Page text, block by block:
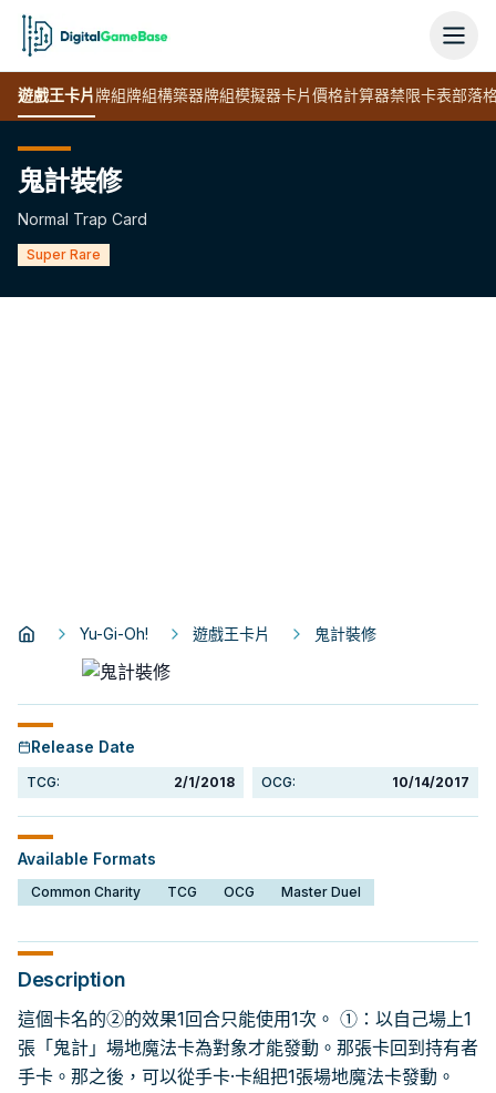
遊戲王卡片牌組牌組構築器牌組模擬器卡片價格計算器禁限卡表部落
鬼計裝修
Normal Trap Card
Super Rare
Yu-Gi-Oh! 遊戲王卡片 鬼計裝修
Release Date
TCG: 2/1/2018 OCG: 10/14/2017
Available Formats
Common Charity TCG OCG Master Duel
Description
這個卡名的②的效果1回合只能使用1次。 ①：以自己場上1
張「鬼計」場地魔法卡為對象才能發動。那張卡回到持有者
手卡。那之後，可以從手卡·卡組把1張場地魔法卡發動。